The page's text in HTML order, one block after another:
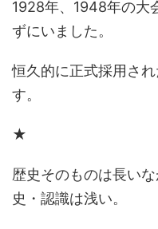
1928年、1948年の大
ずにいました。
恒久的に正式採用さ
す。
★
歴史そのものは長い
史・認識は浅い。